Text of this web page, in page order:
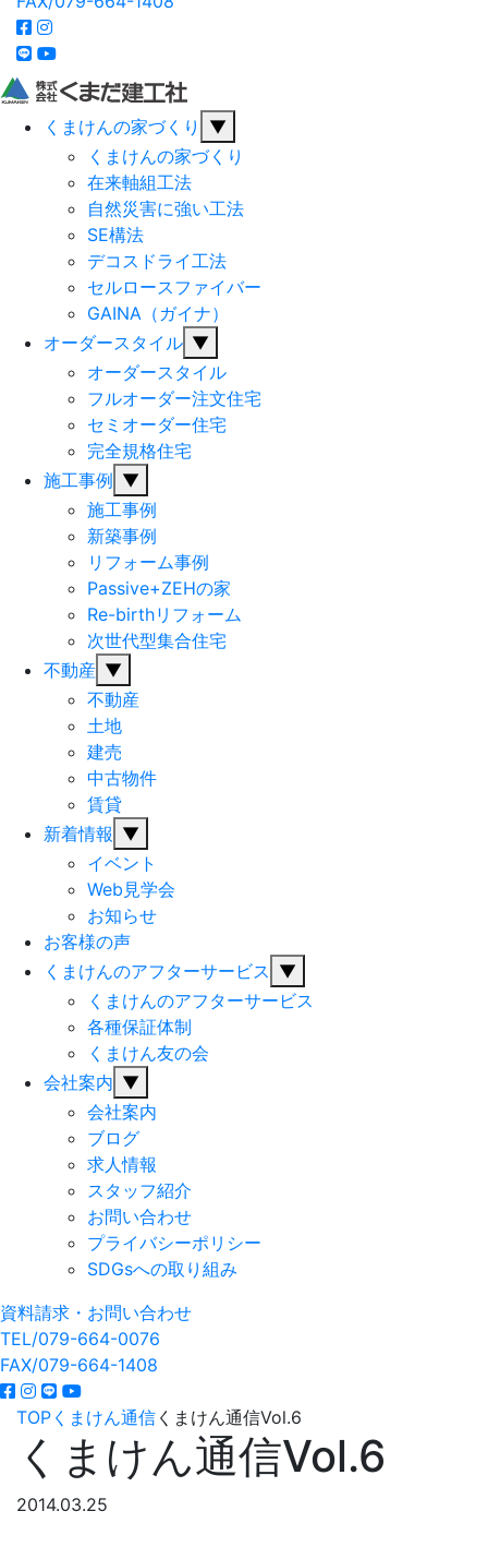
くまけんの家づくり
▼
くまけんの家づくり
在来軸組工法
自然災害に強い工法
SE構法
デコスドライ工法
セルロースファイバー
GAINA（ガイナ）
オーダースタイル ▼
オーダースタイル
フルオーダー注文住宅
セミオーダー住宅
完全規格住宅
施工事例 ▼
施工事例
新築事例
リフォーム事例
Passive+ZEHの家
Re-birthリフォーム
次世代型集合住宅
不動産 ▼
不動産
土地
建売
中古物件
賃貸
新着情報 ▼
イベント
Web見学会
お知らせ
お客様の声
くまけんのアフターサービス ▼
くまけんのアフターサービス
各種保証体制
くまけん友の会
会社案内 ▼
会社案内
ブログ
求人情報
スタッフ紹介
お問い合わせ
プライバシーポリシー
SDGsへの取り組み
資料請求・お問い合わせ
TEL/079-664-0076
FAX/079-664-1408
TOP くまけん通信 くまけん通信Vol.6
くまけん通信Vol.6
2014.03.25